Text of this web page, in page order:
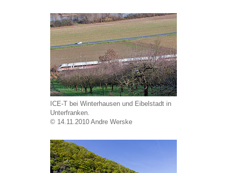
ICE-T bei Winterhausen und Eibelstadt in
Unterfranken.
© 14.11.2010 Andre Werske